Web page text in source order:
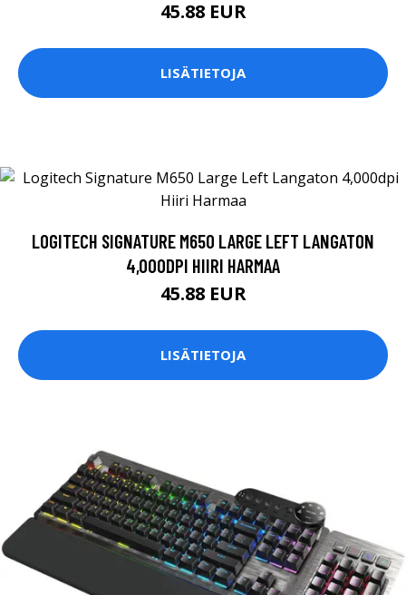
45.88 EUR
LISÄTIETOJA
LOGITECH SIGNATURE M650 LARGE LEFT LANGATON
4,000DPI HIIRI HARMAA
45.88 EUR
LISÄTIETOJA